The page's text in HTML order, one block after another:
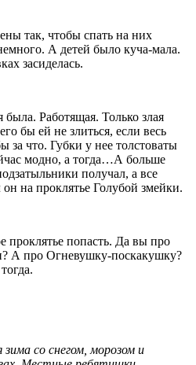
так, чтобы спать на них
А детей было куча-мала.
засиделась.
была. Работящая. Только злая
бы ей не злиться, если весь
за что. Губки у нее толстоваты
модно, а тогда…А больше
получал, а все
на проклятье Голубой змейки.
проклятье попасть. Да вы про
А про Огневушку-поскакушку?
со снегом, морозом и